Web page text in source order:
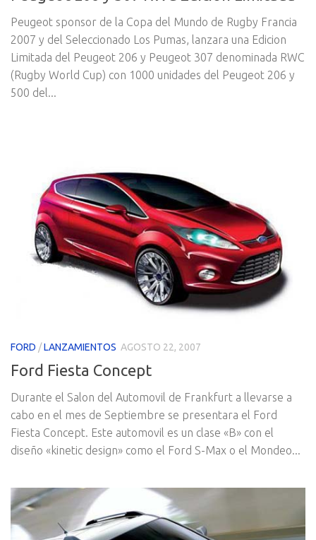
Peugeot sponsor de la Copa del Mundo de Rugby Francia
2007 y del Seleccionado Los Pumas, lanzara una Edicion
Limitada del Peugeot 206 y Peugeot 307 denominada RWC
(Rugby World Cup) con 1000 unidades del Peugeot 206 y
500 del...
FORD /LANZAMIENTOS AGOSTO 22, 2007
Ford Fiesta Concept
Durante el Salon del Automovil de Frankfurt a llevarse a
cabo en el mes de Septiembre se presentara el Ford
Fiesta Concept. Este automovil es un clase «B» con el
diseño «kinetic design» como el Ford S-Max o el Mondeo...